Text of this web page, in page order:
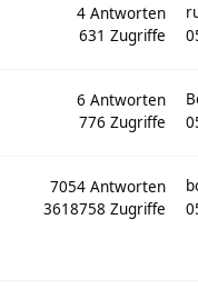
4Antworten
631Zugriffe
6Antworten
776Zugriffe
7054Antworten
3618758Zugriffe